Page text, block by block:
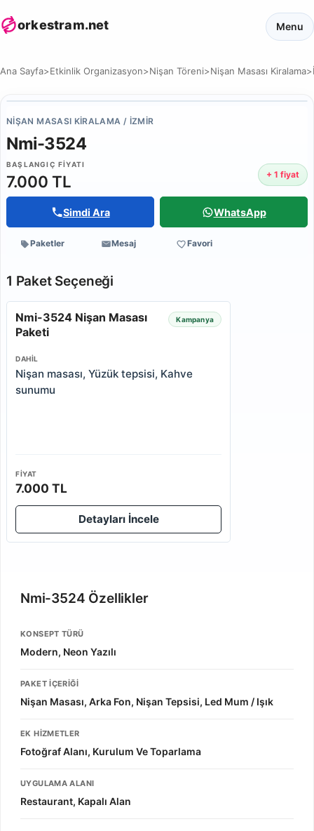
orkestram.net Menu
Ana Sayfa>Etkinlik Organizasyon>Nişan Töreni>Nişan Masası Kiralama>
NIŞAN MASASI KIRALAMA / İZMIR
Nmi-3524
BAŞLANGIÇ FIYATI
7.000 TL + 1 fiyat
Simdi Ara WhatsApp
Paketler Mesaj Favori
1 Paket Seçeneği
Nmi-3524 Nişan Masası
Paketi
Kampanya
DAHIL
Nişan masası, Yüzük tepsisi, Kahve
sunumu
FIYAT
7.000 TL
Detayları İncele
Nmi-3524 Özellikler
KONSEPT TÜRÜ
Modern, Neon Yazılı
PAKET İÇERIĞI
Nişan Masası, Arka Fon, Nişan Tepsisi, Led Mum / Işık
EK HIZMETLER
Fotoğraf Alanı, Kurulum Ve Toparlama
UYGULAMA ALANI
Restaurant, Kapalı Alan